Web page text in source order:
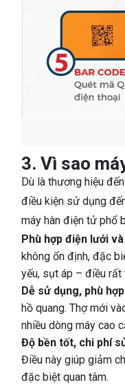
3. Vì sao
Dù là thương hiệu
điều kiện sử dụng
máy hàn điện tử phổ
Phù hợp điện lưới
không ổn định, đặc
yếu, sụt áp – điều
Dễ sử dụng, phù
hồ quang. Thợ mới
nhiều dòng máy cao
Độ bền tốt, chi phí
Điều này giúp giảm
đặc biệt quan tâm.